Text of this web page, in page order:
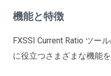
機能と特徴
FXSSI Current Ratio ツー
に役立つさまざまな機能